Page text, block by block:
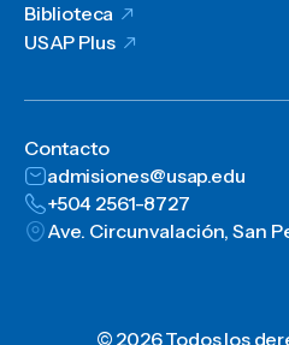
Biblioteca
USAP Plus
Contacto
admisiones@usap.edu
+504 2561-8727
Ave. Circunvalación, San
© 2026 Todos los